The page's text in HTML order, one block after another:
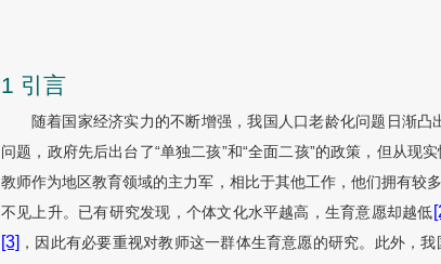
1 引言
随着国家经济实力的不断增强，我国人口老龄化问题日渐凸
问题，政府先后出台了“单独二孩”和“全面二孩”的政策，但从现
教师作为地区教育领域的主力军，相比于其他工作，他们拥有较
不见上升。已有研究发现，个体文化水平越高，生育意愿却越低
[3] ，因此有必要重视对教师这一群体生育意愿的研究。此外，